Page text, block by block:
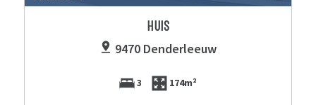
HUIS
9470 Denderleeuw
3 174m²